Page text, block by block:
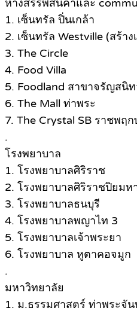
ห้างสรรพสินค้าและ
1. เซ็นทรัล ปิ่นเกล้า
2. เซ็นทรัล Westville (สร้าง
3. The Circle
4. Food Villa
5. Foodland สาขาจรัญสนิท
6. The Mall ท่าพระ
7. The Crystal SB ราชพฤก
.
โรงพยาบาล
1. โรงพยาบาลศิริราช
2. โรงพยาบาลศิริราชปิยม
3. โรงพยาบาลธนบุรี
4. โรงพยาบาลพญาไท 3
5. โรงพยาบาลเจ้าพระยา
6. โรงพยาบาล หูตาคอจมูก
.
มหาวิทยาลัย
1. ม.ธรรมศาสตร์ ท่าพระจัน